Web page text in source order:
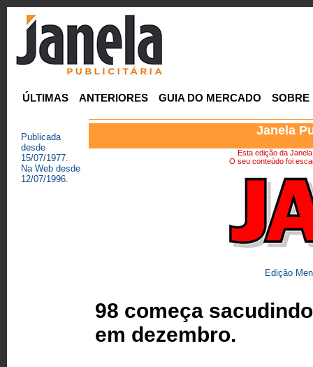
ÚLTIMAS ANTERIORES GUIA DO MERCADO SOBRE
Publicada
desde
15/07/1977.
Na Web desde
12/07/1996.
Janela
Esta edição da
O seu conteúdo foi
Edição
98 começa
em dezembro.